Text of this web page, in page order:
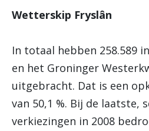
Wetterskip Fryslân
In totaal hebben 258.589
en het Groninger
uitgebracht. Dat is een
van 50,1 %. Bij de laatste,
verkiezingen in 2008